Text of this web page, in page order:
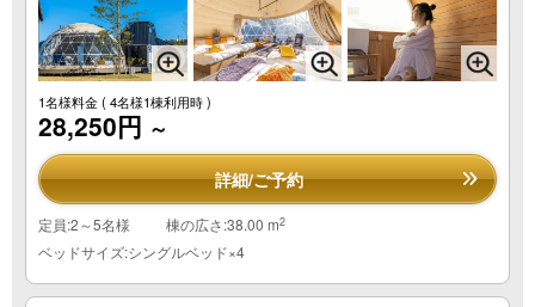
1名様料金( 4名様1棟利用時 )
28,250円 ～
詳細/ご予約
定員:2～5名様 棟の広さ:38.00 m2
ベッドサイズ:シングルベッド×4